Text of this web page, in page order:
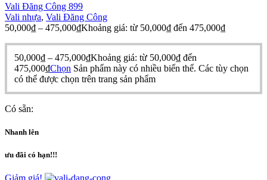
Vali Đăng Công 899
Vali nhựa, Vali Đăng Công
50,000₫ – 475,000₫Khoảng giá: từ 50,000₫ đến 475,000₫
50,000₫ – 475,000₫Khoảng giá: từ 50,000₫ đến
475,000₫Chọn Sản phẩm này có nhiều biến thể. Các tùy chọn
có thể được chọn trên trang sản phẩm
Có sẵn:
Nhanh lên
ưu đãi có hạn!!!